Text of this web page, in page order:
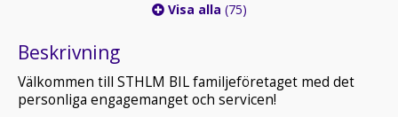
Visa alla (75)
Beskrivning
Välkommen till STHLM BIL familjeföretaget med det
personliga engagemanget och servicen!